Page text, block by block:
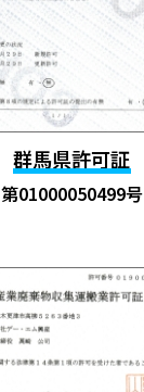
群馬県許可証
第01000050499号